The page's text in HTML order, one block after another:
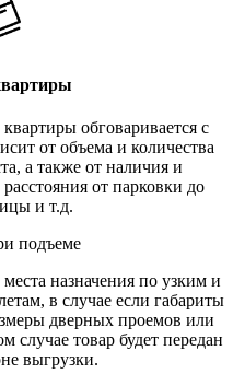
обговаривается с
от объема и количества
а также от наличия и
от парковки до
и т.д.
подъеме
назначения по узким и
в случае если габариты
дверных проемов или
случае товар будет передан
выгрузки.